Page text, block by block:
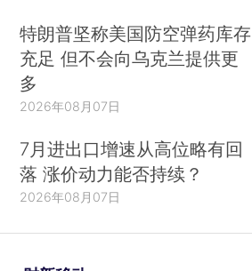
特朗普坚称美国防空弹药库存
充足 但不会向乌克兰提供更
多
2026年08月07日
7月进出口增速从高位略有回
落 涨价动力能否持续？
2026年08月07日